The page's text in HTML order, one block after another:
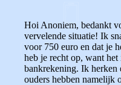
Hoi Anoniem, bedankt
vervelende situatie! Ik
voor 750 euro en dat je
heb je recht op, want
bankrekening. Ik herken
ouders hebben namelijk